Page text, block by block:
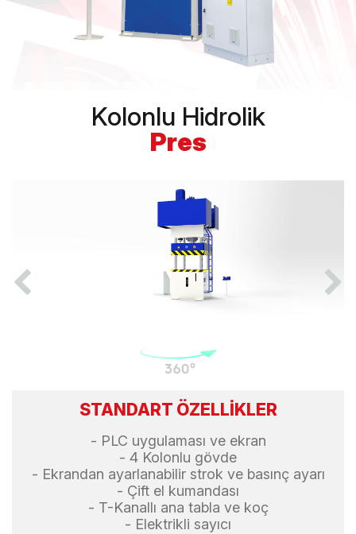
Kolonlu Hidrolik
Pres
STANDART ÖZELLİKLER
- PLC uygulaması ve ekran
- 4 Kolonlu gövde
- Ekrandan ayarlanabilir strok ve basınç ayarı
- Çift el kumandası
- T-Kanallı ana tabla ve koç
- Elektrikli sayıcı